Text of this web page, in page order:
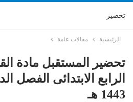
تحضير
الرئيسية مقالات عامة
تحضير المستقبل مادة
الرابع الابتدائى الفصل
1443 هـ